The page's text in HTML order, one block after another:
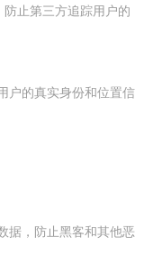
止第三方追踪用户的
户的真实身份和位置信
据，防止黑客和其他恶